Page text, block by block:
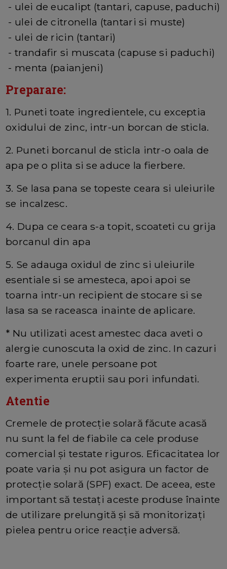
- ulei de eucalipt (tantari, capuse, paduchi)
- ulei de citronella (tantari si muste)
- ulei de ricin (tantari)
- trandafir si muscata (capuse si paduchi)
- menta (paianjeni)
Preparare:
1. Puneti toate ingredientele, cu exceptia
oxidului de zinc, intr-un borcan de sticla.
2. Puneti borcanul de sticla intr-o oala de
apa pe o plita si se aduce la fierbere.
3. Se lasa pana se topeste ceara si uleiurile
se incalzesc.
4. Dupa ce ceara s-a topit, scoateti cu grija
borcanul din apa
5. Se adauga oxidul de zinc si uleiurile
esentiale si se amesteca, apoi apoi se
toarna intr-un recipient de stocare si se
lasa sa se raceasca inainte de aplicare.
* Nu utilizati acest amestec daca aveti o
alergie cunoscuta la oxid de zinc. In cazuri
foarte rare, unele persoane pot
experimenta eruptii sau pori infundati.
Atentie
Cremele de protecție solară făcute acasă
nu sunt la fel de fiabile ca cele produse
comercial și testate riguros. Eficacitatea lor
poate varia și nu pot asigura un factor de
protecție solară (SPF) exact. De aceea, este
important să testați aceste produse înainte
de utilizare prelungită și să monitorizați
pielea pentru orice reacție adversă.